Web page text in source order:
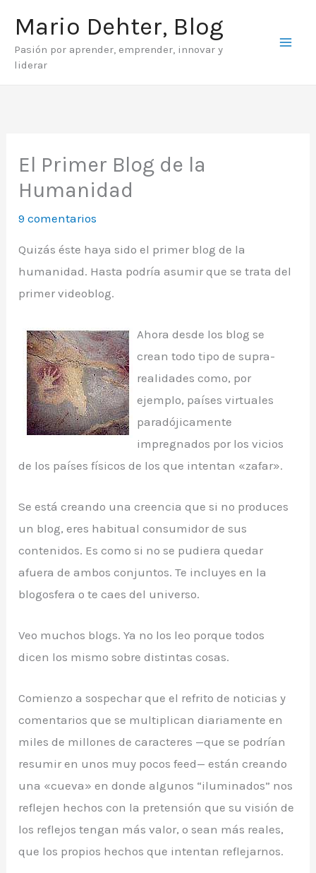
contenido
Mario Dehter, Blog
Pasión por aprender, emprender, innovar y
liderar
El Primer Blog de la
Humanidad
9 comentarios
Quizás éste haya sido el primer blog de la
humanidad. Hasta podría asumir que se trata del
primer videoblog.
Ahora desde los blog se
crean todo tipo de supra-
realidades como, por
ejemplo, países virtuales
paradójicamente
impregnados por los vicios
de los países físicos de los que intentan «zafar».
Se está creando una creencia que si no produces
un blog, eres habitual consumidor de sus
contenidos. Es como si no se pudiera quedar
afuera de ambos conjuntos. Te incluyes en la
blogosfera o te caes del universo.
Veo muchos blogs. Ya no los leo porque todos
dicen los mismo sobre distintas cosas.
Comienzo a sospechar que el refrito de noticias y
comentarios que se multiplican diariamente en
miles de millones de caracteres —que se podrían
resumir en unos muy pocos feed— están creando
una «cueva» en donde algunos “iluminados” nos
reflejen hechos con la pretensión que su visión de
los reflejos tengan más valor, o sean más reales,
que los propios hechos que intentan reflejarnos.